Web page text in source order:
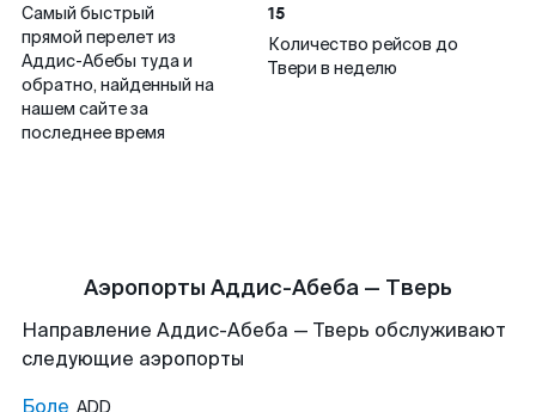
Самый быстрый
прямой перелет из
Аддис-Абебы туда и
обратно, найденный на
нашем сайте за
последнее время
15
Количество рейсов до
Твери в неделю
Аэропорты Аддис-Абеба — Тверь
Направление Аддис-Абеба — Тверь обслуживают
следующие аэропорты
Боле ADD